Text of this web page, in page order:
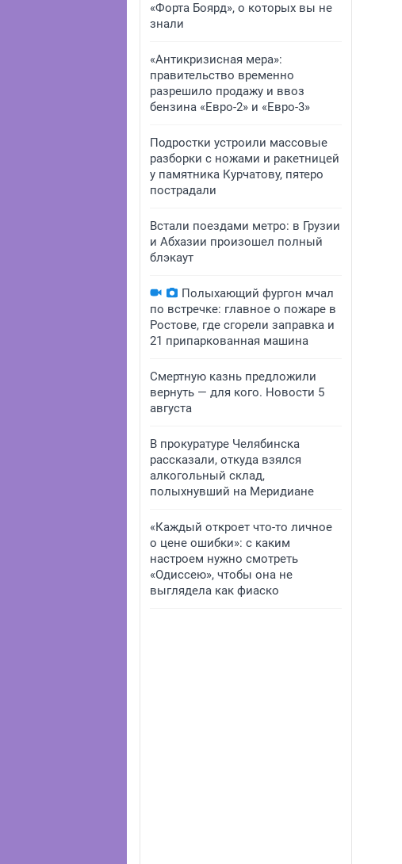
«Форта Боярд», о которых вы не
знали
«Антикризисная мера»:
правительство временно
разрешило продажу и ввоз
бензина «Евро-2» и «Евро-3»
Подростки устроили массовые
разборки с ножами и ракетницей
у памятника Курчатову, пятеро
пострадали
Встали поездами метро: в Грузии
и Абхазии произошел полный
блэкаут
Полыхающий фургон мчал
по встречке: главное о пожаре в
Ростове, где сгорели заправка и
21 припаркованная машина
Смертную казнь предложили
вернуть — для кого. Новости 5
августа
В прокуратуре Челябинска
рассказали, откуда взялся
алкогольный склад,
полыхнувший на Меридиане
«Каждый откроет что-то личное
о цене ошибки»: с каким
настроем нужно смотреть
«Одиссею», чтобы она не
выглядела как фиаско